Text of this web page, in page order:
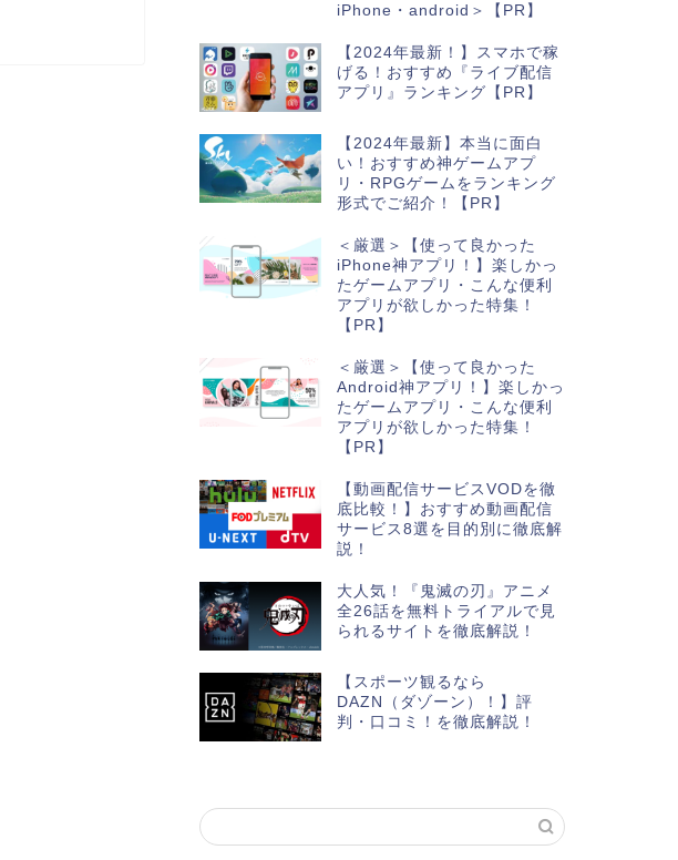
iPhone・android＞【PR】
【2024年最新！】スマホで稼
げる！おすすめ『ライブ配信
アプリ』ランキング【PR】
【2024年最新】本当に面白
い！おすすめ神ゲームアプ
リ・RPGゲームをランキング
形式でご紹介！【PR】
＜厳選＞【使って良かった
iPhone神アプリ！】楽しかっ
たゲームアプリ・こんな便利
アプリが欲しかった特集！
【PR】
＜厳選＞【使って良かった
Android神アプリ！】楽しかっ
たゲームアプリ・こんな便利
アプリが欲しかった特集！
【PR】
【動画配信サービスVODを徹
底比較！】おすすめ動画配信
サービス8選を目的別に徹底解
説！
大人気！『鬼滅の刃』アニメ
全26話を無料トライアルで見
られるサイトを徹底解説！
【スポーツ観るなら
DAZN（ダゾーン）！】評
判・口コミ！を徹底解説！